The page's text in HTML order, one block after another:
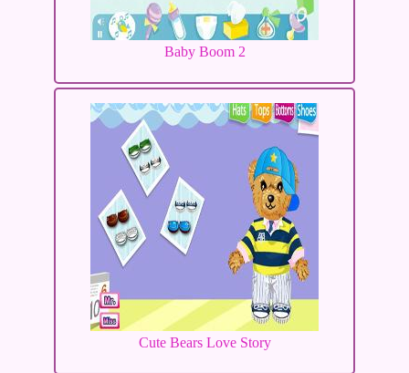
Baby Boom 2
Cute Bears Love Story